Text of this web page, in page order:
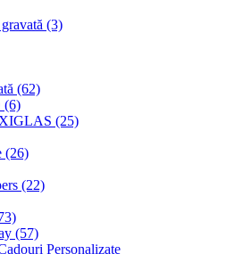
(3)
(62)
(6)
(25)
(26)
(22)
(57)
Personalizate